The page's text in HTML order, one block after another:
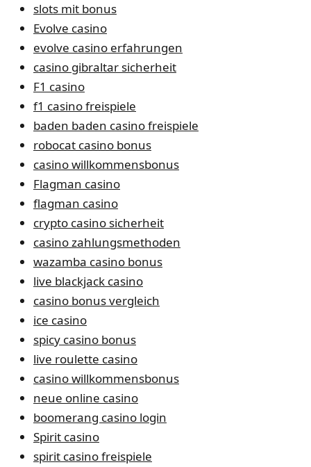
slots mit bonus
Evolve casino
evolve casino erfahrungen
casino gibraltar sicherheit
F1 casino
f1 casino freispiele
baden baden casino freispiele
robocat casino bonus
casino willkommensbonus
Flagman casino
flagman casino
crypto casino sicherheit
casino zahlungsmethoden
wazamba casino bonus
live blackjack casino
casino bonus vergleich
ice casino
spicy casino bonus
live roulette casino
casino willkommensbonus
neue online casino
boomerang casino login
Spirit casino
spirit casino freispiele